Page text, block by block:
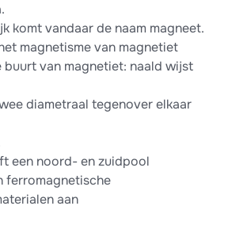
komt vandaar de naam magneet.
magnetisme van magnetiet
buurt van magnetiet: naald wijst
diametraal tegenover elkaar
een noord- en zuidpool
ferromagnetische
aan